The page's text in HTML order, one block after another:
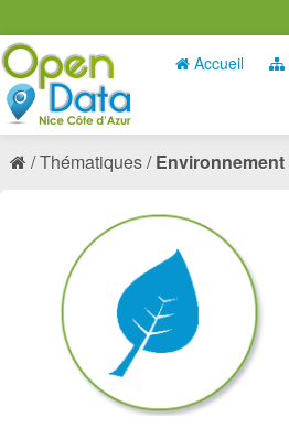
Accueil
Thématiques Environnement